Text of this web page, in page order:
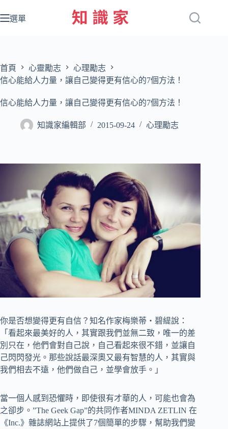
至
容
選單
首頁 心靈勵志
心理勵志
信心能給人力量，讓自己變得更有信心的7個方法！
信心能給人力量，讓自己變得更有信心的7個方法！
知識家編輯部 2015-09-24 心理勵志
你是否想變得更有自信？知名作家梅樂蒂‧碧緹說：
「看起來最美好的人，其實跟我們並無二致，唯一的差
別只在，他們會對自己說，自己看起來很不錯，並讓自
己閃閃發光。那些說話最深奧又最有智慧的人，其實與
我們相去不遠，他們做自己，並學會放手。」
當一個人感到恐懼時，即使很有才華的人，可能也會為
之卻步。”The Geek Gap”的共同作者MINDA ZETLIN 在
《Inc.》雜誌網站上提供了7個簡單的步驟，幫助我們變